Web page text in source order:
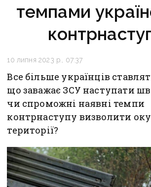
темпами
10 липня 2023 р., 07:37
Все більше українців
що заважає ЗСУ наступати
чи спроможні наявні темпи
контрнаступу визволити
території?